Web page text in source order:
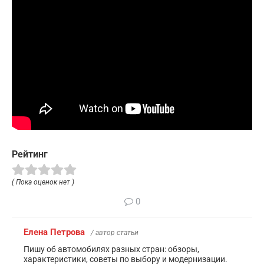
Рейтинг
( Пока оценок нет )
0
Елена Петрова / автор статьи
Пишу об автомобилях разных стран: обзоры,
характеристики, советы по выбору и модернизации.